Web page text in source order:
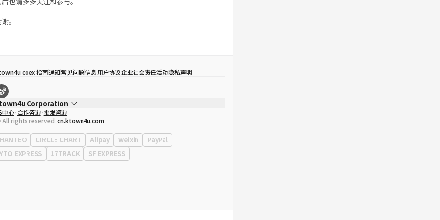
。
coex 指南通知常见问题信息用户协议企业社会责任活动隐私声明
Corporation
宋効珉
业执照 120-87-71116
地址 首尔特别市 江南区 岭东大路 513号 3楼 （三成洞， coex)
中心 合作咨询 批发咨询
rights reserved. cn.ktown4u.com
HANTEO CIRCLE CHART Alipay weixin
PayPal
YTO EXPRESS
17TRACK SF EXPRESS